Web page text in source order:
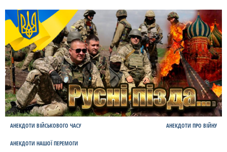
АНЕКДОТИ ВІЙСЬКОВОГО ЧАСУ АНЕКДОТИ ПРО ВІЙНУ
АНЕКДОТИ НАШОЇ ПЕРЕМОГИ